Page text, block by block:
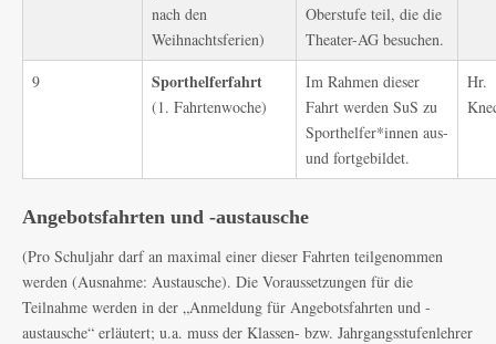
nach den
Weihnachtsferien)
Oberstufe teil, die die
Theater-AG besuchen.
9 Sporthelferfahrt
(1. Fahrtenwoche)
Im Rahmen dieser
Fahrt werden SuS zu
Sporthelfer*innen aus-
und fortgebildet.
Hr.
Angebotsfahrten und -austausche
(Pro Schuljahr darf an maximal einer dieser Fahrten teilgenommen
werden (Ausnahme: Austausche). Die Voraussetzungen für die
Teilnahme werden in der „Anmeldung für Angebotsfahrten und -
austausche“ erläutert; u.a. muss der Klassen- bzw. Jahrgangsstufenlehrer